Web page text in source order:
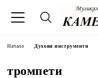
Начало Духови инструменти
тромпети